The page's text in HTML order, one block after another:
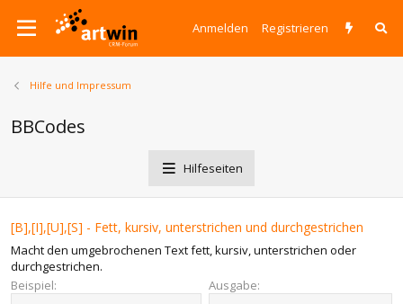
Anmelden Registrieren
Hilfe und Impressum
BBCodes
Hilfeseiten
[B],[I],[U],[S] - Fett, kursiv, unterstrichen und durchgestrichen
Macht den umgebrochenen Text fett, kursiv, unterstrichen oder
durchgestrichen.
Beispiel:
Ausgabe: